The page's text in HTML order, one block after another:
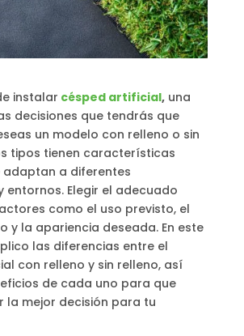
instalar césped artificial,una
decisiones que tendrás que
un modelo con relleno o sin
tipos tienen características
adaptan a diferentes
entornos. Elegir el adecuado
como el uso previsto, el
y la apariencia deseada. En este
las diferencias entre el
con relleno y sin relleno, así
de cada uno para que
la mejor decisión para tu